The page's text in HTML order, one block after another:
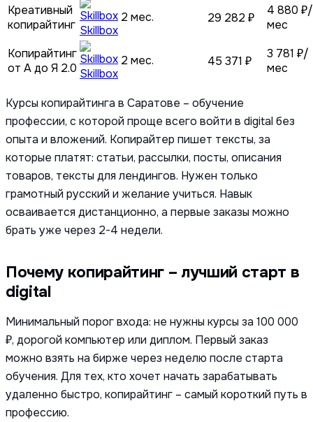
Креативный
копирайтинг Skillbox
2 мес. 29 282 ₽
4 880 ₽/
мес
Копирайтинг
от А до Я 2.0 Skillbox
2 мес. 45 371 ₽
3 781 ₽/
мес
Курсы копирайтинга в Саратове – обучение
профессии, с которой проще всего войти в digital без
опыта и вложений. Копирайтер пишет тексты, за
которые платят: статьи, рассылки, посты, описания
товаров, тексты для лендингов. Нужен только
грамотный русский и желание учиться. Навык
осваивается дистанционно, а первые заказы можно
брать уже через 2-4 недели.
Почему копирайтинг – лучший старт в
digital
Минимальный порог входа: не нужны курсы за 100 000
₽, дорогой компьютер или диплом. Первый заказ
можно взять на бирже через неделю после старта
обучения. Для тех, кто хочет начать зарабатывать
удаленно быстро, копирайтинг – самый короткий путь в
профессию.